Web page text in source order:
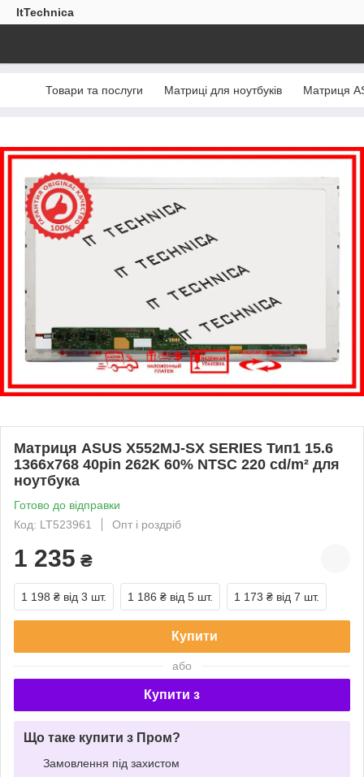
ItTechnica
Товари та послуги Матриці для ноутбуків Матриця
Матриця ASUS X552MJ-SX SERIES Тип1 15.6
1366x768 40pin 262K 60% NTSC 220 cd/m² для
ноутбука
Готово до відправки
Код: LT523961
Опт і роздріб
1 235 ₴
1 198 ₴ від 3 шт. 1 186 ₴ від 5 шт. 1 173 ₴ від 7 шт.
Купити
або
Купити з
Що таке купити з Пром?
Замовлення під захистом